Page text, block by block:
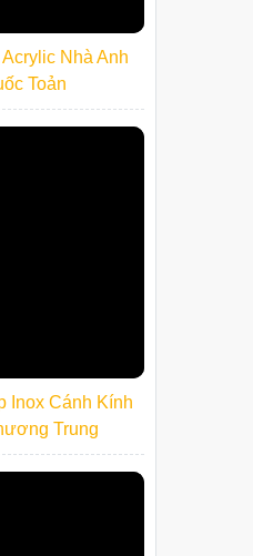
Nhà Anh
Toản
Inox Cánh Kính
Trung